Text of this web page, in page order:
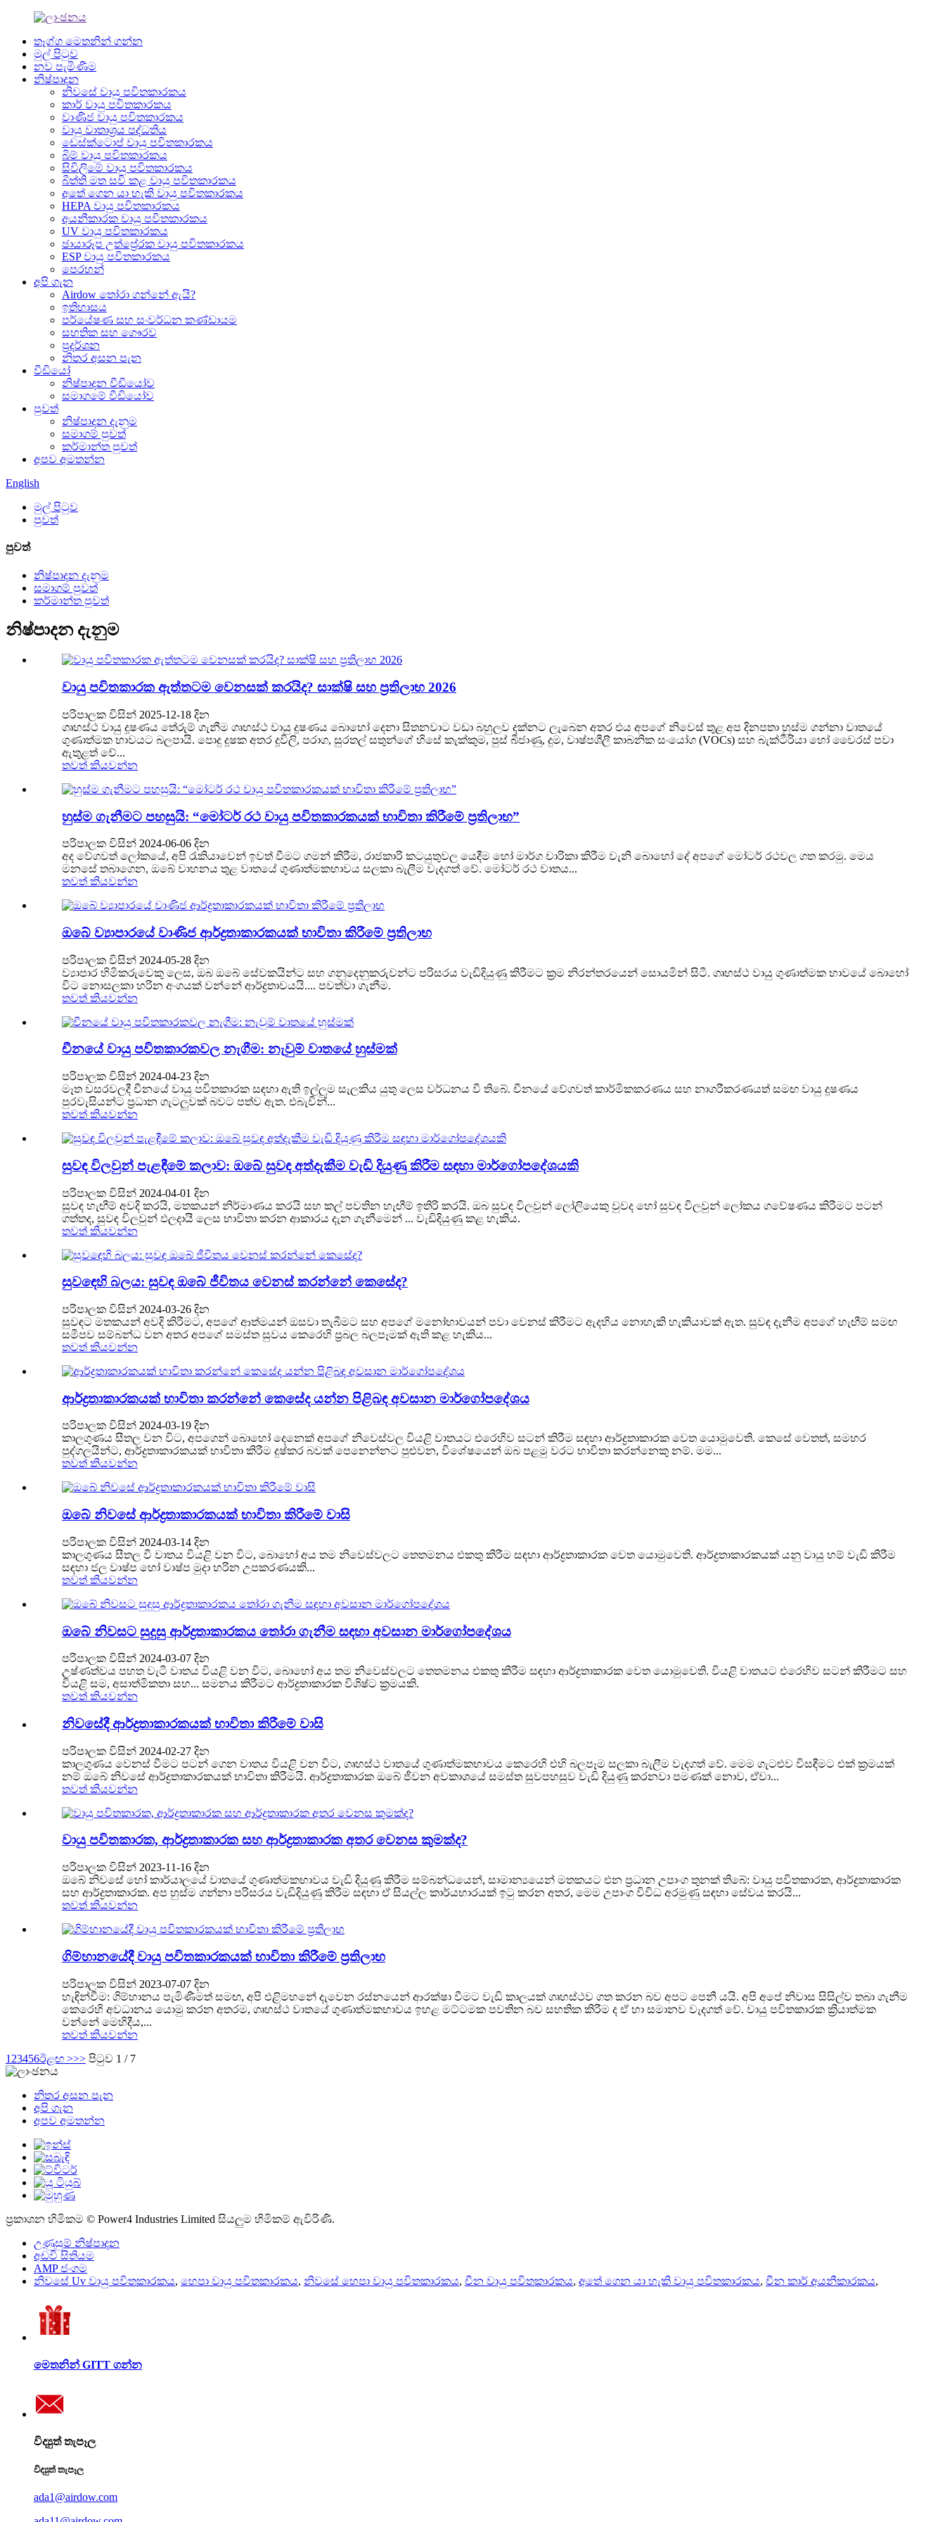
තෑග්ග මෙතනින් ගන්න
මුල් පිටුව
නව පැමිණීම
නිෂ්පාදන
නිවසේ වායු පවිතකාරකය
කාර් වායු පවිතකාරකය
වාණිජ වායු පවිතකාරකය
වායු වාතාශ්‍රය පද්ධතිය
ඩෙස්ක්ටොප් වායු පවිතකාරකය
බිම් වායු පවිතකාරකය
සිවිලිමේ වායු පවිතකාරකය
බිත්ති මත සවි කළ වායු පවිතකාරකය
අතේ ගෙන යා හැකි වායු පවිතකාරකය
HEPA වායු පවිතකාරකය
අයනීකාරක වායු පවිතකාරකය
UV වායු පවිතකාරකය
ඡායාරූප උත්ප්‍රේරක වායු පවිතකාරකය
ESP වායු පවිතකාරකය
පෙරහන්
අපි ගැන
Airdow තෝරා ගන්නේ ඇයි?
ඉතිහාසය
පර්යේෂණ සහ සංවර්ධන කණ්ඩායම
සහතික සහ ගෞරව
ප්‍රදර්ශන
නිතර අසන පැන
වීඩියෝ
නිෂ්පාදන වීඩියෝව
සමාගමේ වීඩියෝව
පුවත්
නිෂ්පාදන දැනුම
සමාගම් පුවත්
කර්මාන්ත පුවත්
අපව අමතන්න
English
මුල් පිටුව
පුවත්
පුවත්
නිෂ්පාදන දැනුම
සමාගම් පුවත්
කර්මාන්ත පුවත්
නිෂ්පාදන දැනුම
වායු පවිතකාරක ඇත්තටම වෙනසක් කරයිද? සාක්ෂි සහ ප්‍රතිලාභ 2026
පරිපාලක විසින් 2025-12-18 දින
ගෘහස්ථ වායු දූෂණය තේරුම් ගැනීම ගෘහස්ථ වායු දූෂණය බොහෝ දෙනා සිතනවාට වඩා බහුලව දක්නට ලැබෙන අතර එය අපගේ නිවෙස් තුළ අප දිනපතා හුස්ම ගන්නා වාතයේ
ගුණාත්මක භාවයට බලපායි. පොදු දූෂක අතර දූවිලි, පරාග, සුරතල් සතුන්ගේ හිසේ කැක්කුම, පුස් බීජාණු, දුම, වාෂ්පශීලී කාබනික සංයෝග (VOCs) සහ බැක්ටීරියා හෝ වෛරස් පවා
ඇතුළත් වේ...
තවත් කියවන්න
හුස්ම ගැනීමට පහසුයි: “මෝටර් රථ වායු පවිතකාරකයක් භාවිතා කිරීමේ ප්‍රතිලාභ”
පරිපාලක විසින් 2024-06-06 දින
අද වේගවත් ලෝකයේ, අපි රැකියාවෙන් ඉවත් වීමට ගමන් කිරීම, රාජකාරි කටයුතුවල යෙදීම හෝ මාර්ග චාරිකා කිරීම වැනි බොහෝ දේ අපගේ මෝටර් රථවල ගත කරමු. මෙය
මනසේ තබාගෙන, ඔබේ වාහනය තුළ වාතයේ ගුණාත්මකභාවය සලකා බැලීම වැදගත් වේ. මෝටර් රථ වාතය...
තවත් කියවන්න
ඔබේ ව්‍යාපාරයේ වාණිජ ආර්ද්‍රතාකාරකයක් භාවිතා කිරීමේ ප්‍රතිලාභ
පරිපාලක විසින් 2024-05-28 දින
ව්‍යාපාර හිමිකරුවෙකු ලෙස, ඔබ ඔබේ සේවකයින්ට සහ ගනුදෙනුකරුවන්ට පරිසරය වැඩිදියුණු කිරීමට ක්‍රම නිරන්තරයෙන් සොයමින් සිටී. ගෘහස්ථ වායු ගුණාත්මක භාවයේ බොහෝ
විට නොසලකා හරින අංගයක් වන්නේ ආර්ද්‍රතාවයයි.... පවත්වා ගැනීම.
තවත් කියවන්න
චීනයේ වායු පවිතකාරකවල නැගීම: නැවුම් වාතයේ හුස්මක්
පරිපාලක විසින් 2024-04-23 දින
මෑත වසරවලදී චීනයේ වායු පවිතකාරක සඳහා ඇති ඉල්ලුම සැලකිය යුතු ලෙස වර්ධනය වී තිබේ. චීනයේ වේගවත් කාර්මිකකරණය සහ නාගරීකරණයත් සමඟ වායු දූෂණය
පුරවැසියන්ට ප්‍රධාන ගැටලුවක් බවට පත්ව ඇත. එබැවින්...
තවත් කියවන්න
සුවඳ විලවුන් පැළඳීමේ කලාව: ඔබේ සුවඳ අත්දැකීම වැඩි දියුණු කිරීම සඳහා මාර්ගෝපදේශයකි
පරිපාලක විසින් 2024-04-01 දින
සුවඳ හැඟීම් අවදි කරයි, මතකයන් නිර්මාණය කරයි සහ කල් පවතින හැඟීම් ඉතිරි කරයි. ඔබ සුවඳ විලවුන් ලෝලියෙකු වුවද හෝ සුවඳ විලවුන් ලෝකය ගවේෂණය කිරීමට පටන්
ගත්තද, සුවඳ විලවුන් ඵලදායී ලෙස භාවිතා කරන ආකාරය දැන ගැනීමෙන් ... වැඩිදියුණු කළ හැකිය.
තවත් කියවන්න
සුවඳෙහි බලය: සුවඳ ඔබේ ජීවිතය වෙනස් කරන්නේ කෙසේද?
පරිපාලක විසින් 2024-03-26 දින
සුවඳට මතකයන් අවදි කිරීමට, අපගේ ආත්මයන් ඔසවා තැබීමට සහ අපගේ මනෝභාවයන් පවා වෙනස් කිරීමට ඇදහිය නොහැකි හැකියාවක් ඇත. සුවඳ දැනීම අපගේ හැඟීම් සමඟ
සමීපව සම්බන්ධ වන අතර අපගේ සමස්ත සුවය කෙරෙහි ප්‍රබල බලපෑමක් ඇති කළ හැකිය...
තවත් කියවන්න
ආර්ද්‍රතාකාරකයක් භාවිතා කරන්නේ කෙසේද යන්න පිළිබඳ අවසාන මාර්ගෝපදේශය
පරිපාලක විසින් 2024-03-19 දින
කාලගුණය සීතල වන විට, අපගෙන් බොහෝ දෙනෙක් අපගේ නිවෙස්වල වියළි වාතයට එරෙහිව සටන් කිරීම සඳහා ආර්ද්‍රතාකාරක වෙත යොමුවෙති. කෙසේ වෙතත්, සමහර
පුද්ගලයින්ට, ආර්ද්‍රතාකාරකයක් භාවිතා කිරීම දුෂ්කර බවක් පෙනෙන්නට පුළුවන, විශේෂයෙන් ඔබ පළමු වරට භාවිතා කරන්නෙකු නම්. මම...
තවත් කියවන්න
ඔබේ නිවසේ ආර්ද්‍රතාකාරකයක් භාවිතා කිරීමේ වාසි
පරිපාලක විසින් 2024-03-14 දින
කාලගුණය සීතල වී වාතය වියළි වන විට, බොහෝ අය තම නිවෙස්වලට තෙතමනය එකතු කිරීම සඳහා ආර්ද්‍රතාකාරක වෙත යොමුවෙති. ආර්ද්‍රතාකාරකයක් යනු වායු හම් වැඩි කිරීම
සඳහා ජල වාෂ්ප හෝ වාෂ්ප මුදා හරින උපකරණයකි...
තවත් කියවන්න
ඔබේ නිවසට සුදුසු ආර්ද්‍රතාකාරකය තෝරා ගැනීම සඳහා අවසාන මාර්ගෝපදේශය
පරිපාලක විසින් 2024-03-07 දින
උෂ්ණත්වය පහත වැටී වාතය වියළි වන විට, බොහෝ අය තම නිවෙස්වලට තෙතමනය එකතු කිරීම සඳහා ආර්ද්‍රතාකාරක වෙත යොමුවෙති. වියළි වාතයට එරෙහිව සටන් කිරීමට සහ
වියළි සම, අසාත්මිකතා සහ... සමනය කිරීමට ආර්ද්‍රතාකාරක විශිෂ්ට ක්‍රමයකි.
තවත් කියවන්න
නිවසේදී ආර්ද්‍රතාකාරකයක් භාවිතා කිරීමේ වාසි
පරිපාලක විසින් 2024-02-27 දින
කාලගුණය වෙනස් වීමට පටන් ගෙන වාතය වියළි වන විට, ගෘහස්ථ වාතයේ ගුණාත්මකභාවය කෙරෙහි එහි බලපෑම සලකා බැලීම වැදගත් වේ. මෙම ගැටළුව විසඳීමට එක් ක්‍රමයක්
නම් ඔබේ නිවසේ ආර්ද්‍රතාකාරකයක් භාවිතා කිරීමයි. ආර්ද්‍රතාකාරක ඔබේ ජීවන අවකාශයේ සමස්ත සුවපහසුව වැඩි දියුණු කරනවා පමණක් නොව, ඒවා...
තවත් කියවන්න
වායු පවිතකාරක, ආර්ද්‍රතාකාරක සහ ආර්ද්‍රතාකාරක අතර වෙනස කුමක්ද?
පරිපාලක විසින් 2023-11-16 දින
ඔබේ නිවසේ හෝ කාර්යාලයේ වාතයේ ගුණාත්මකභාවය වැඩි දියුණු කිරීම සම්බන්ධයෙන්, සාමාන්‍යයෙන් මතකයට එන ප්‍රධාන උපාංග තුනක් තිබේ: වායු පවිතකාරක, ආර්ද්‍රතාකාරක
සහ ආර්ද්‍රතාකාරක. අප හුස්ම ගන්නා පරිසරය වැඩිදියුණු කිරීම සඳහා ඒ සියල්ල කාර්යභාරයක් ඉටු කරන අතර, මෙම උපාංග විවිධ අරමුණු සඳහා සේවය කරයි...
තවත් කියවන්න
ගිම්හානයේදී වායු පවිතකාරකයක් භාවිතා කිරීමේ ප්‍රතිලාභ
පරිපාලක විසින් 2023-07-07 දින
හැඳින්වීම: ගිම්හානය පැමිණීමත් සමඟ, අපි එළිමහනේ දැවෙන රස්නයෙන් ආරක්ෂා වීමට වැඩි කාලයක් ගෘහස්ථව ගත කරන බව අපට පෙනී යයි. අපි අපේ නිවාස සිසිල්ව තබා ගැනීම
කෙරෙහි අවධානය යොමු කරන අතරම, ගෘහස්ථ වාතයේ ගුණාත්මකභාවය ඉහළ මට්ටමක පවතින බව සහතික කිරීම ද ඒ හා සමානව වැදගත් වේ. වායු පවිතකාරක ක්‍රියාත්මක
වන්නේ මෙහිදීය,...
තවත් කියවන්න
1 23456ඊළඟ >>> පිටුව 1 / 7
නිතර අසන පැන
අපි ගැන
අපව අමතන්න
ප්‍රකාශන හිමිකම © Power4 Industries Limited සියලුම හිමිකම් ඇවිරිණි.
උණුසුම් නිෂ්පාදන
අඩවි සිතියම
AMP ජංගම
නිවසේ Uv වායු පවිතකාරකය, හෙපා වායු පවිතකාරකය, නිවසේ හෙපා වායු පවිතකාරකය, චීන වායු පවිතකාරකය, අතේ ගෙන යා හැකි වායු පවිතකාරකය, චීන කාර් අයනීකාරකය,
මෙතනින් GITT ගන්න
විද්‍යුත් තැපෑල
විද්‍යුත් තැපෑල
ada1@airdow.com